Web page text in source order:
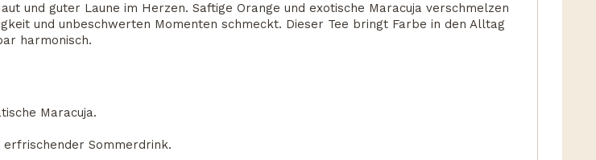
und guter Laune im Herzen. Saftige Orange und exotische Maracuja verschmelzen
und unbeschwerten Momenten schmeckt. Dieser Tee bringt Farbe in den Alltag
harmonisch.
Maracuja.
Sommerdrink.